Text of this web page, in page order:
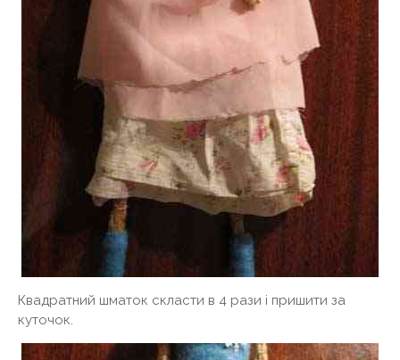
Квадратний шматок скласти в 4 рази і пришити за
куточок.